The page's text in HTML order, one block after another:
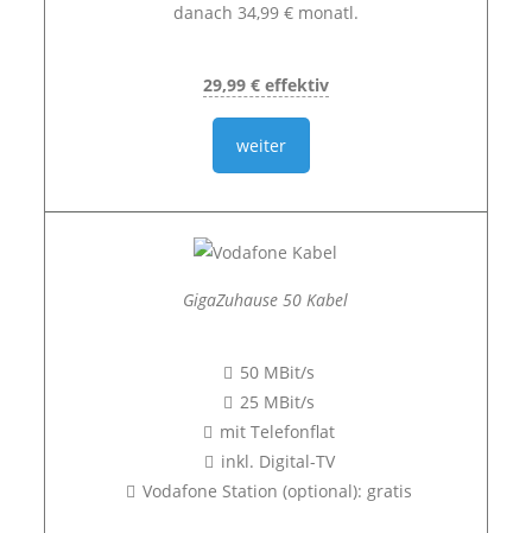
danach 34,99 € monatl.
29,99 € effektiv
weiter
GigaZuhause 50 Kabel
50 MBit/s
25 MBit/s
mit Telefonflat
inkl. Digital-TV
Vodafone Station (optional): gratis